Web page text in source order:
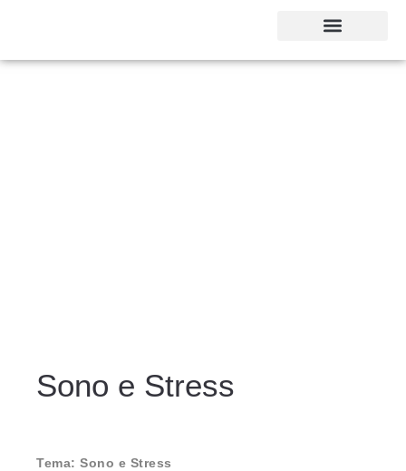
Sono e Stress
Tema: Sono e Stress